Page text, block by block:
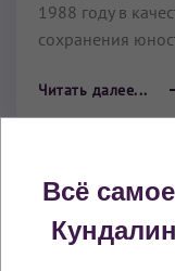
1988 году в
сохранения
Читать далее...
Всё